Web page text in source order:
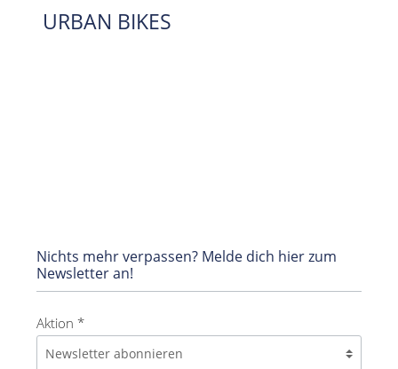
URBAN BIKES
Nichts mehr verpassen? Melde dich hier zum
Newsletter an!
Aktion *